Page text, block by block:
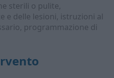
sterili o pulite,
e delle lesioni, istruzioni al
programmazione di